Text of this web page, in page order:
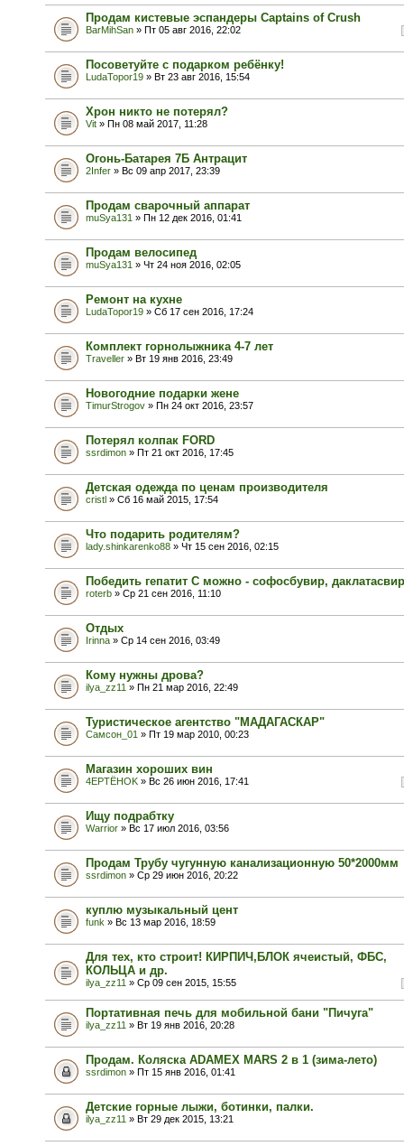
Продам кистевые эспандеры Captains of Crush
BarMihSan » Пт 05 авг 2016, 22:02
Посоветуйте с подарком ребёнку!
LudaTopor19 » Вт 23 авг 2016, 15:54
Хрон никто не потерял?
Vit » Пн 08 май 2017, 11:28
Огонь-Батарея 7Б Антрацит
2Infer » Вс 09 апр 2017, 23:39
Продам сварочный аппарат
muSya131 » Пн 12 дек 2016, 01:41
Продам велосипед
muSya131 » Чт 24 ноя 2016, 02:05
Ремонт на кухне
LudaTopor19 » Сб 17 сен 2016, 17:24
Комплект горнолыжника 4-7 лет
Traveller » Вт 19 янв 2016, 23:49
Новогодние подарки жене
TimurStrogov » Пн 24 окт 2016, 23:57
Потерял колпак FORD
ssrdimon » Пт 21 окт 2016, 17:45
Детская одежда по ценам производителя
cristl » Сб 16 май 2015, 17:54
Что подарить родителям?
lady.shinkarenko88 » Чт 15 сен 2016, 02:15
Победить гепатит С можно - софосбувир, даклатасвир
roterb » Ср 21 сен 2016, 11:10
Отдых
Irinna » Ср 14 сен 2016, 03:49
Кому нужны дрова?
ilya_zz11 » Пн 21 мар 2016, 22:49
Туристическое агентство "МАДАГАСКАР"
Самсон_01 » Пт 19 мар 2010, 00:23
Магазин хороших вин
4EPTЁHOK » Вс 26 июн 2016, 17:41
Ищу подрабтку
Warrior » Вс 17 июл 2016, 03:56
Продам Трубу чугунную канализационную 50*2000мм
ssrdimon » Ср 29 июн 2016, 20:22
куплю музыкальный цент
funk » Вс 13 мар 2016, 18:59
Для тех, кто строит! КИРПИЧ,БЛОК ячеистый, ФБС,
КОЛЬЦА и др.
ilya_zz11 » Ср 09 сен 2015, 15:55
Портативная печь для мобильной бани "Пичуга"
ilya_zz11 » Вт 19 янв 2016, 20:28
Продам. Коляска ADAMEX MARS 2 в 1 (зима-лето)
ssrdimon » Пт 15 янв 2016, 01:41
Детские горные лыжи, ботинки, палки.
ilya_zz11 » Вт 29 дек 2015, 13:21